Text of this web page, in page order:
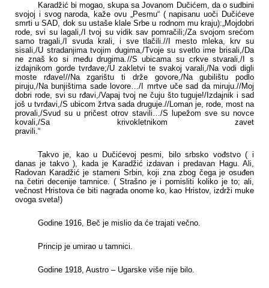
Karadžić bi mogao, skupa sa Jovanom Dučićem, da o sudbini
svojoj i svog naroda, kaže ovu „Pesmu“ ( napisanu uoči Dučićeve
smrti u SAD, dok su ustaše klale Srbe u rodnom mu kraju):„Mojdobri
rode, svi su lagali,/I tvoj su vidik sav pomračili;/Za svojom srećom
samo tragali,/I svuda krali, i sve tlačili.// I mesto mleka, krv su
sisali,/U stradanjima tvojim dugima,/Tvoje su svetlo ime brisali,/Da
ne znaš ko si među drugima.//S ubicama su crkve stvarali,/ I s
izdajnikom gorde tvrđave;/U zakletvi te svakoj varali,/Na vodi digli
moste rđave!//Na zgarištu ti drže govore,/Na gubilištu podlo
piruju,/Na bunjištima sade lovore…/ I mrtve uče sad da miruju.//Moj
dobri rode, svi su rđavi,/Vapaj tvoj ne čuju što tuguje!/ Izdajnik i sad
još u tvrđavi,/S ubicom žrtva sada druguje.//Loman je, rode, most na
provali,/Svud su u pričest otrov stavili…/S lupežom sve su novce
kovali,/Sa krivokletnikom zavet
pravili.“
Takvo je, kao u Dučićevoj pesmi, bilo srbsko vođstvo ( i
danas je takvo ), kada je Karadžić izdavan i predavan Hagu. Ali,
Radovan Karadžić je stameni Srbin, koji zna zbog čega je osuđen
na četiri decenije tamnice. ( Strašno je i pomisliti koliko je to; ali,
večnost Hristova će biti nagrada onome ko, kao Hristov, izdrži muke
ovoga sveta!)
Godine 1916, Beč je mislio da će trajati večno.
Princip je umirao u tamnici.
Godine 1918, Austro – Ugarske više nije bilo.